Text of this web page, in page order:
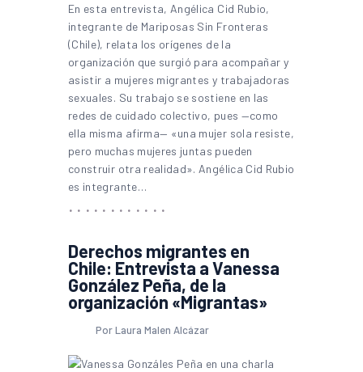
En esta entrevista, Angélica Cid Rubio,
integrante de Mariposas Sin Fronteras
(Chile), relata los orígenes de la
organización que surgió para acompañar y
asistir a mujeres migrantes y trabajadoras
sexuales. Su trabajo se sostiene en las
redes de cuidado colectivo, pues —como
ella misma afirma— «una mujer sola resiste,
pero muchas mujeres juntas pueden
construir otra realidad». Angélica Cid Rubio
es integrante…
Derechos migrantes en
Chile: Entrevista a Vanessa
González Peña, de la
organización «Migrantas»
Por Laura Malen Alcázar